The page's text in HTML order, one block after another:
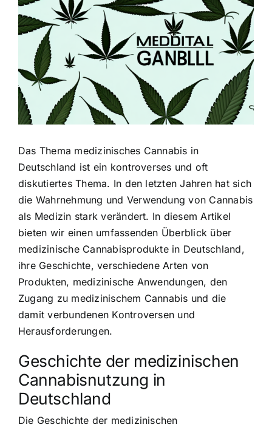
Bild
Das Thema medizinisches Cannabis in
Deutschland ist ein kontroverses und oft
diskutiertes Thema. In den letzten Jahren hat sich
die Wahrnehmung und Verwendung von Cannabis
als Medizin stark verändert. In diesem Artikel
bieten wir einen umfassenden Überblick über
medizinische Cannabisprodukte in Deutschland,
ihre Geschichte, verschiedene Arten von
Produkten, medizinische Anwendungen, den
Zugang zu medizinischem Cannabis und die
damit verbundenen Kontroversen und
Herausforderungen.
Geschichte der medizinischen
Cannabisnutzung in
Deutschland
Die Geschichte der medizinischen